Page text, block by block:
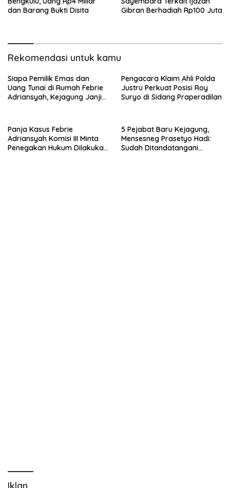
dan Barang Bukti Disita
Gibran Berhadiah Rp100 Juta
Rekomendasi untuk kamu
Siapa Pemilik Emas dan
Uang Tunai di Rumah Febrie
Adriansyah, Kejagung Janji
Pengacara Klaim Ahli Polda
Justru Perkuat Posisi Roy
Suryo di Sidang Praperadilan
Panja Kasus Febrie
Adriansyah Komisi III Minta
Penegakan Hukum Dilakukan
5 Pejabat Baru Kejagung,
Mensesneg Prasetyo Hadi:
Sudah Ditandatangani
Iklan